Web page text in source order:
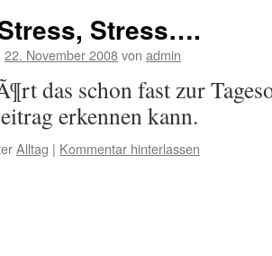
Stress….
22. November 2008von admin
das schon fast zur
erkennen kann.
Alltag | Kommentar hinterlassen